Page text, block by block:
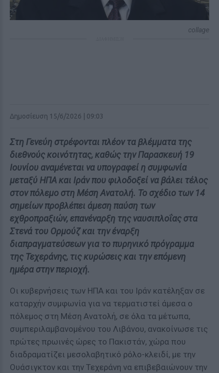
collage
Δημοσίευση 15/6/2026 | 09:03
Στη Γενεύη στρέφονται πλέον τα βλέμματα της
διεθνούς κοινότητας, καθώς την Παρασκευή 19
Ιουνίου αναμένεται να υπογραφεί η συμφωνία
μεταξύ ΗΠΑ και Ιράν που φιλοδοξεί να βάλει τέλος
στον πόλεμο στη Μέση Ανατολή. Το σχέδιο των 14
σημείων προβλέπει άμεση παύση των
εχθροπραξιών, επανέναρξη της ναυσιπλοΐας στα
Στενά του Ορμούζ και την έναρξη
διαπραγματεύσεων για το πυρηνικό πρόγραμμα
της Τεχεράνης, τις κυρώσεις και την επόμενη
ημέρα στην περιοχή.
Οι κυβερνήσεις των ΗΠΑ και του Ιράν κατέληξαν σε
καταρχήν συμφωνία για να τερματιστεί άμεσα ο
πόλεμος στη Μέση Ανατολή, σε όλα τα μέτωπα,
συμπεριλαμβανομένου του Λιβάνου, ανακοίνωσε τις
πρώτες πρωινές ώρες το Πακιστάν, χώρα που
διαδραματίζει μεσολαβητικό ρόλο-κλειδί, με την
Ουάσιγκτον και την Τεχεράνη να επιβεβαιώνουν την